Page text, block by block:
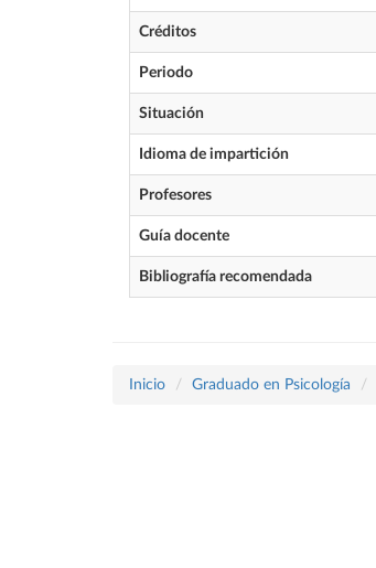
Créditos
Periodo
Situación
Idioma de impartición
Profesores
Guía docente
Bibliografía recomendada
Inicio Graduado en Psicología